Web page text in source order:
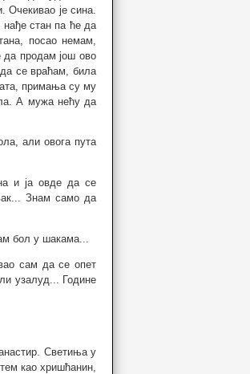
Очекивао је сина.
стан па ће да
посао немам,
да продам још ово
се враћам, била
примања су му
А мужа нећу да
али овога пута
и ја овде да се
Знам само да
бол у шакама...
сам да се опет
узалуд... Године
Светиња у
као хришћанин,